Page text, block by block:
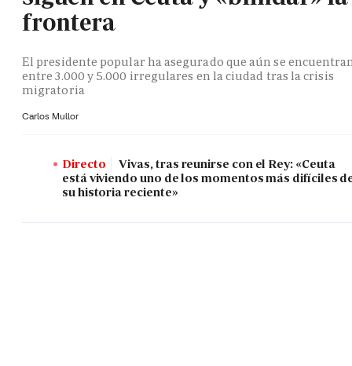
frontera
El presidente popular ha asegurado que aún se
entre 3.000 y 5.000 irregulares en la ciudad tras la crisis
migratoria
Carlos Mullor
Directo
Vivas, tras reunirse con el Rey: «Ceuta
está viviendo uno de los momentos más difíciles
su historia reciente»